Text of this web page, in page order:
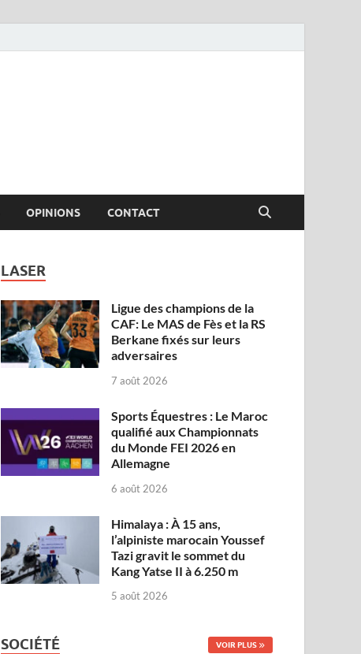
OPINIONS CONTACT
LASER
Ligue des champions de la
CAF: Le MAS de Fès et la RS
Berkane fixés sur leurs
adversaires
7 août 2026
Sports Équestres : Le Maroc
qualifié aux Championnats
du Monde FEI 2026 en
Allemagne
6 août 2026
Himalaya : À 15 ans,
l’alpiniste marocain Youssef
Tazi gravit le sommet du
Kang Yatse II à 6.250 m
5 août 2026
SOCIÉTÉ VOIR PLUS